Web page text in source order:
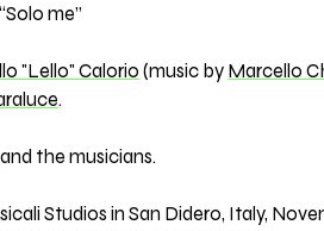
me”
"Lello" Calorio(music by Marcello
.
and the musicians.
Studios in San Didero, Italy,